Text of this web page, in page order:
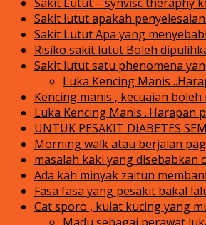
Sakit lutut apakah
Sakit Lutut Apa yang
Risiko sakit lutut Boleh
Sakit lutut satu phenomena
Luka Kencing Manis
Kencing manis , kecuaian
Luka Kencing Manis ..Harapan
UNTUK PESAKIT DIABETES
Morning walk atau berjalan
masalah kaki yang disebabkan
Ada kah minyak zaitun
Fasa fasa yang pesakit bakal
Cat sporo , kulat kucing yang